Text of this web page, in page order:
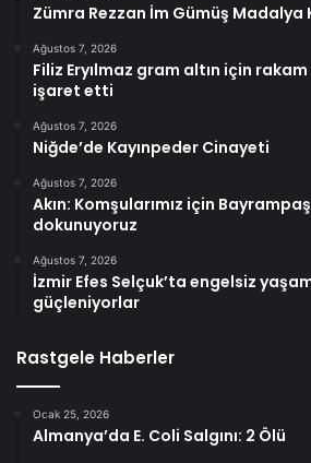
Zümra Rezzan İm Gümüş Madalya
Ağustos 7, 2026
Filiz Eryılmaz gram altın için
işaret etti
Ağustos 7, 2026
Niğde’de Kayınpeder Cinayeti
Ağustos 7, 2026
Akın: Komşularımız için
dokunuyoruz
Ağustos 7, 2026
İzmir Efes Selçuk’ta engelsiz
güçleniyorlar
Rastgele Haberler
Ocak 25, 2026
Almanya’da E. Coli Salgını: 2 Ölü